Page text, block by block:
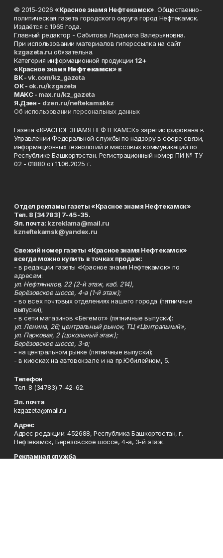
© 2015-2026 «Красное знамя Нефтекамск». Общественно-
политическая газета городского округа город Нефтекамск.
Издаётся с 1965 года.
Главный редактор - Сабитова Людмила Валерьяновна.
При использовании материалов гиперссылка на сайт
kzgazeta.ru обязательна.
Категория информационной продукции 12+
«Красное знамя Нефтекамск» в
ВК -vk.com/kz_gazeta
ОК - ok.ru/kzgazeta
MAKC - max.ru/kz_gazeta
Я.Дзен - dzen.ru/neftekamskkz
Об использовании персональных данных
Газета «КРАСНОЕ ЗНАМЯ НЕФТЕКАМСК» зарегистрирована в
Управлении Федеральной службы по надзору в сфере связи,
информационных технологий и массовых коммуникаций по
Республике Башкортостан. Регистрационный номер ПИ № ТУ
02 - 01880 от 11.06.2025 г.
Отдел рекламы газеты «Красное знамя Нефтекамск»
Тел. 8 (34783) 7-45-35.
Эл. почта: kzreklama@mail.ru
kzneftekamsk@yandex.ru
Свежий номер газеты «Красное знамя Нефтекамск»
всегда можно купить в точках продаж:
- в редакции газеты «Красное знамя Нефтекамск» по
адресам:
ул. Нефтяников, 22 (2-й этаж, каб. 214),
Берёзовское шоссе, 4-а (1-й этаж);
- во всех почтовых отделениях нашего города (пятничные
выпуски);
- в сети магазинов «Бегемот» (пятничные выпуски):
ул. Ленина, 26; центральный рынок, ТЦ «Центральный»,
ул. Парковая, 2 (цокольный этаж);
Берёзовское шоссе, 3-в;
- на центральном рынке (пятничные выпуски);
- в киосках на автовокзале и на пр.Юбилейном, 5.
Телефон
Тел. 8 (34783) 7-42-62.
Эл. почта
kzgazeta@mail.ru
Адрес
Адрес редакции: 452688, Республика Башкортостан, г.
Нефтекамск, Берёзовское шоссе, 4-а, 3-й этаж.
Рекламная служба